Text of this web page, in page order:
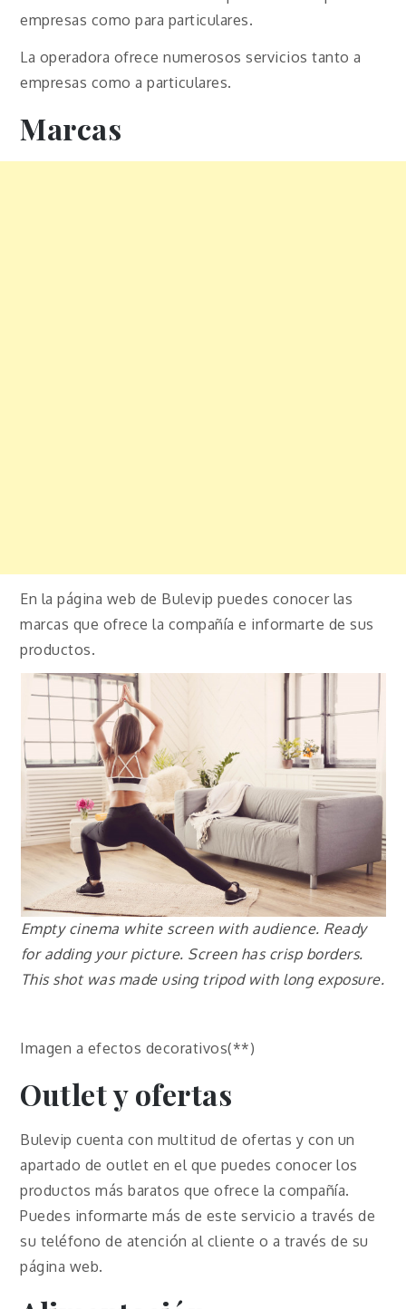
empresas como para particulares.
La operadora ofrece numerosos servicios tanto a
empresas como a particulares.
Marcas
En la página web de Bulevip puedes conocer las
marcas que ofrece la compañía e informarte de sus
productos.
Empty cinema white screen with audience. Ready
for adding your picture. Screen has crisp borders.
This shot was made using tripod with long exposure.
Imagen a efectos decorativos(**)
Outlet y ofertas
Bulevip cuenta con multitud de ofertas y con un
apartado de outlet en el que puedes conocer los
productos más baratos que ofrece la compañía.
Puedes informarte más de este servicio a través de
su teléfono de atención al cliente o a través de su
página web.